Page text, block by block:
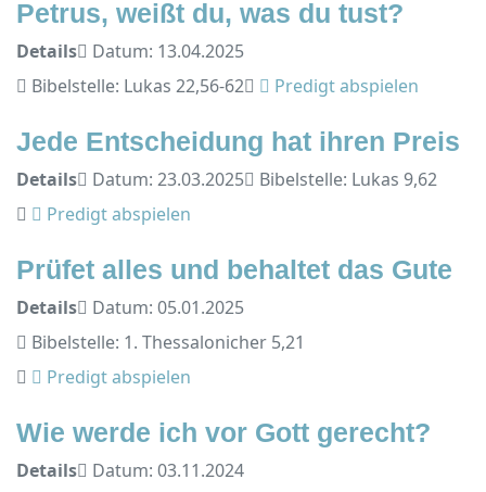
Petrus, weißt du, was du tust?
Details
Datum: 13.04.2025
Bibelstelle: Lukas 22,56-62
Predigt abspielen
Jede Entscheidung hat ihren Preis
Details Datum: 23.03.2025
Bibelstelle: Lukas 9,62
Predigt abspielen
Prüfet alles und behaltet das Gute
Details
Datum: 05.01.2025
Bibelstelle: 1. Thessalonicher 5,21
Predigt abspielen
Wie werde ich vor Gott gerecht?
Details
Datum: 03.11.2024